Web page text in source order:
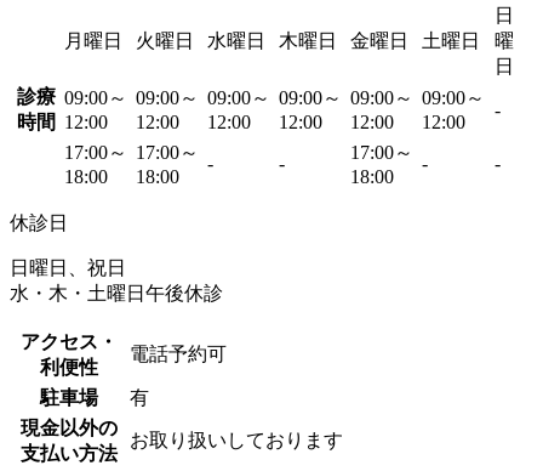
月曜日 火曜日 水曜日 木曜日 金曜日 土曜日
日
曜
日
診療
時間
09:00～
12:00
09:00～
12:00
09:00～
12:00
09:00～
12:00
09:00～
12:00
09:00～
12:00
-
17:00～
18:00
17:00～
18:00
- -
17:00～
18:00
- -
休診日
日曜日、祝日
水・木・土曜日午後休診
アクセス・
利便性
電話予約可
駐車場
有
現金以外の
支払い方法
お取り扱いしております